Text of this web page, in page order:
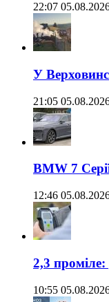
22:07
У
21:05
BMW 7
12:46
2,3
10:55